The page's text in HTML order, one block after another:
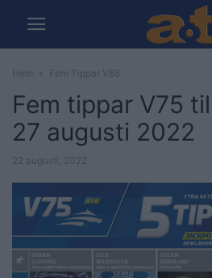
Hem Fem Tippar V85
Fem tippar V75
27 augusti 2022
22 augusti, 2022